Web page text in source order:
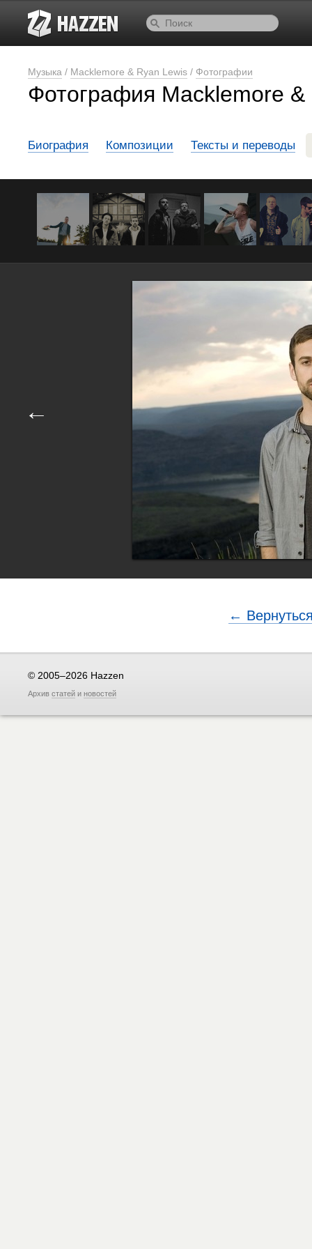
Музыка / Macklemore & Ryan Lewis / Фотографии
Фотография Macklemore
Биография Композиции Тексты и переводы
←
←
© 2005–2026 Hazzen
Архив статей и новостей